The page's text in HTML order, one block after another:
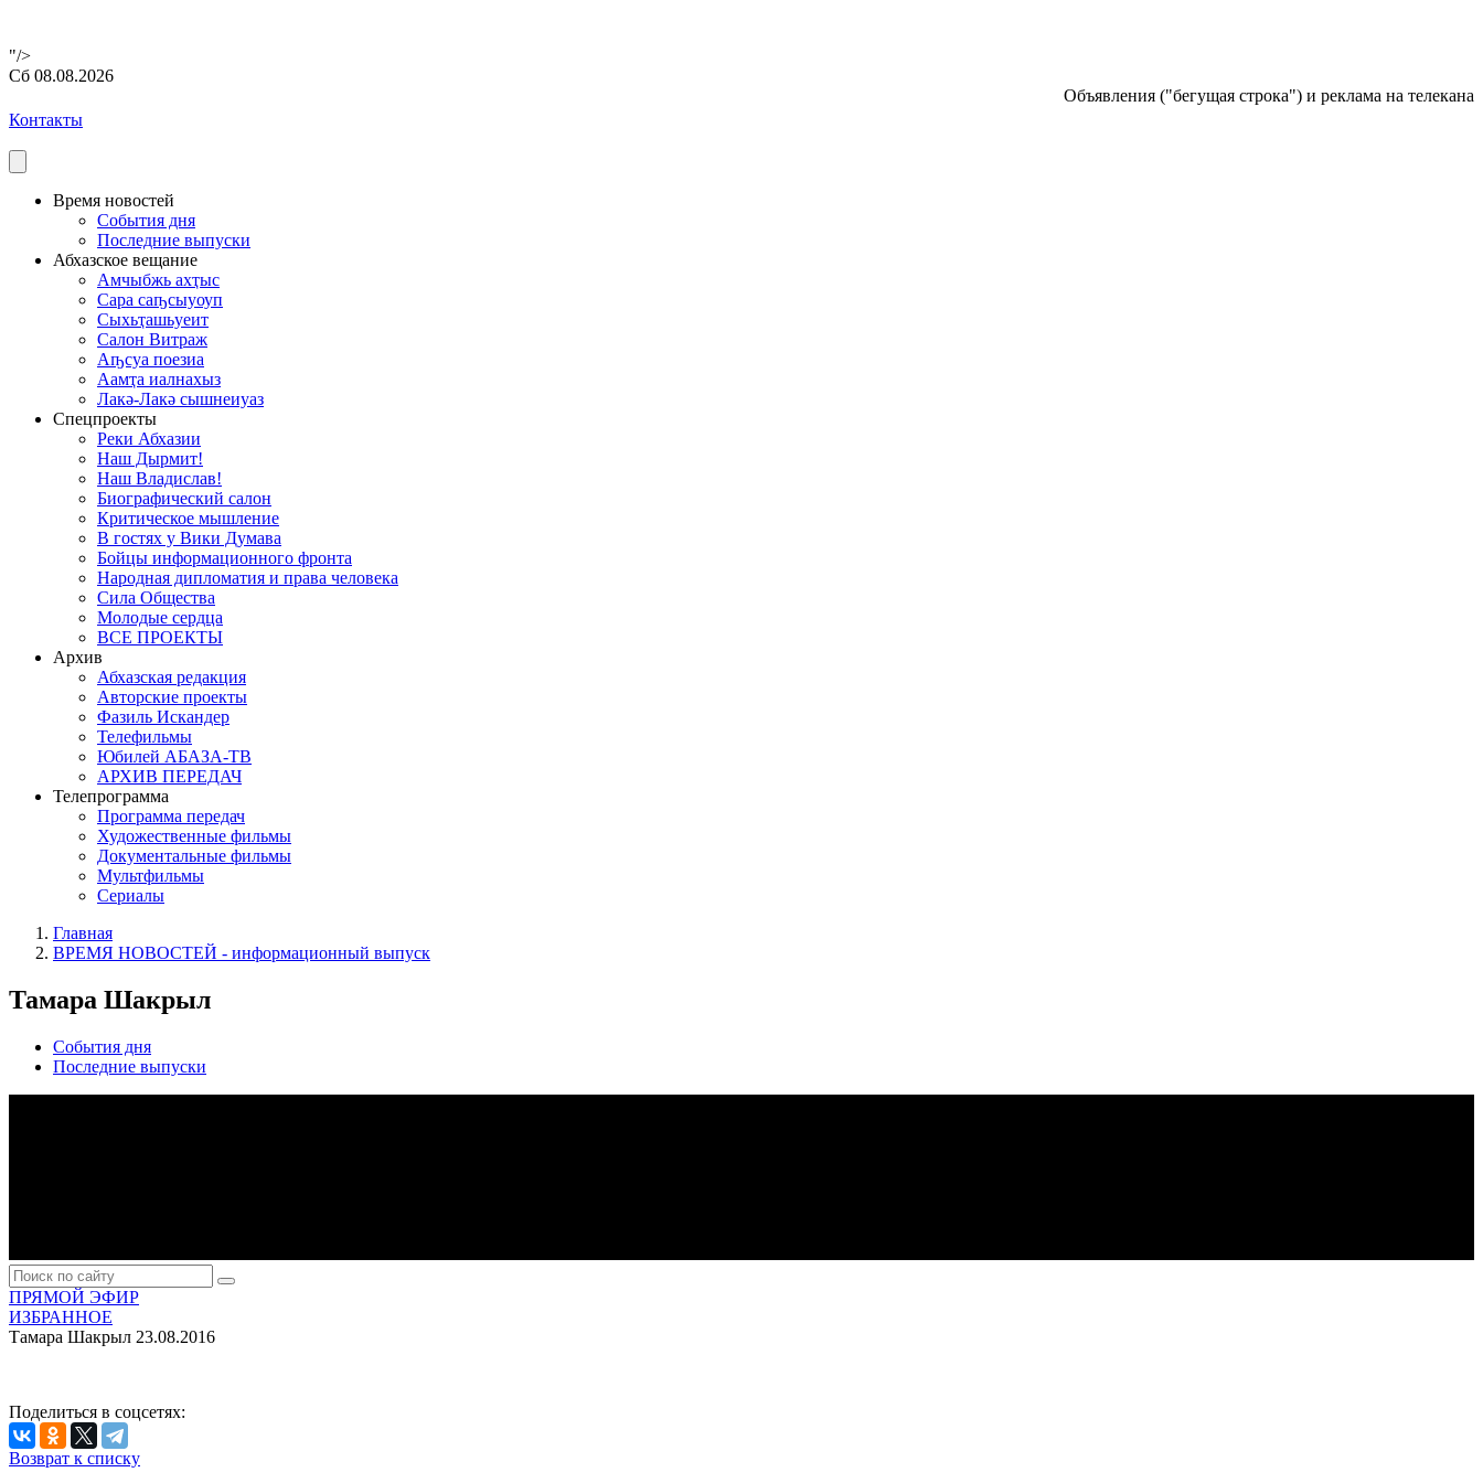
"/>
Сб 08.08.2026
Объявления ("бегущая строка") и реклама на
Контакты
Время новостей
События дня
Последние выпуски
Абхазское вещание
Амчыбжь ахҭыс
Сара саҧсыуоуп
Сыхьҭашьуеит
Салон Витраж
Аҧсуа поезиа
Аамҭа иалнахыз
Лакә-Лакә сышнеиуаз
Спецпроекты
Реки Абхазии
Наш Дырмит!
Наш Владислав!
Биографический салон
Критическое мышление
В гостях у Вики Думава
Бойцы информационного фронта
Народная дипломатия и права человека
Сила Общества
Молодые сердца
ВСЕ ПРОЕКТЫ
Архив
Абхазская редакция
Авторские проекты
Фазиль Искандер
Телефильмы
Юбилей АБАЗА-ТВ
АРХИВ ПЕРЕДАЧ
Телепрограмма
Программа передач
Художественные фильмы
Документальные фильмы
Мультфильмы
Сериалы
Главная
ВРЕМЯ НОВОСТЕЙ - информационный выпуск
Тамара Шакрыл
События дня
Последние выпуски
ПРЯМОЙ ЭФИР
ИЗБРАННОЕ
Тамара Шакрыл 23.08.2016
Поделиться в соцсетях:
Возврат к списку